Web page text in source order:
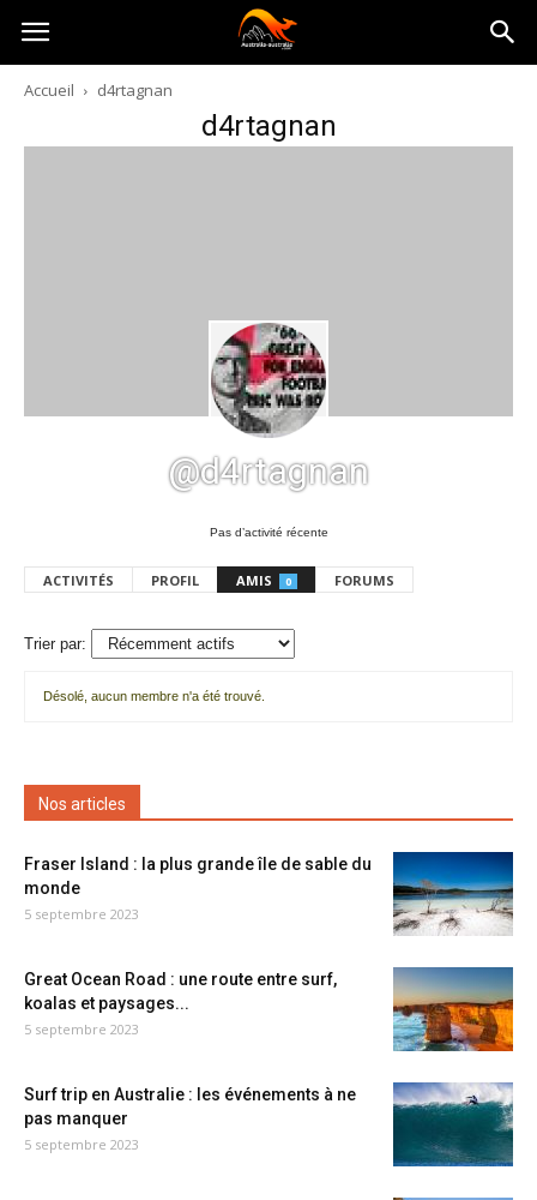
Australia-
australie.com
Accueil d4rtagnan
d4rtagnan
@d4rtagnan
Pas d’activité récente
ACTIVITÉS PROFIL AMIS 0 FORUMS
Trier par:
amis
Désolé, aucun membre n'a été trouvé.
Nos articles
Fraser Island : la plus grande île de sable du
monde
5 septembre 2023
Great Ocean Road : une route entre surf,
koalas et paysages...
5 septembre 2023
Surf trip en Australie : les événements à ne
pas manquer
5 septembre 2023